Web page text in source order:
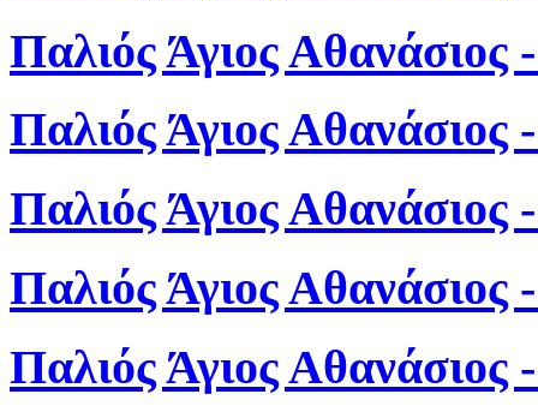
Παλιός Άγιος Αθανάσιος
Παλιός Άγιος Αθανάσιος
Παλιός Άγιος Αθανάσιος
Παλιός Άγιος
Παλιός Άγιος